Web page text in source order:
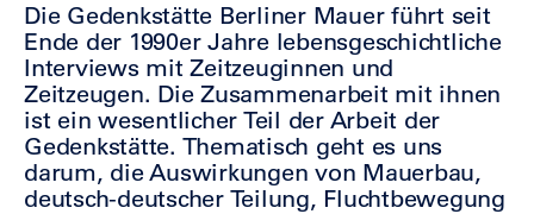
Die Gedenkstätte Berliner Mauer führt seit
Ende der 1990er Jahre lebensgeschichtliche
Interviews mit Zeitzeuginnen und
Zeitzeugen. Die Zusammenarbeit mit ihnen
ist ein wesentlicher Teil der Arbeit der
Gedenkstätte. Thematisch geht es uns
darum, die Auswirkungen von Mauerbau,
deutsch-deutscher Teilung, Fluchtbewegung